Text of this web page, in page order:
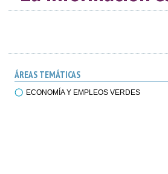
ÁREAS TEMÁTICAS
ECONOMÍA Y EMPLEOS VERDES